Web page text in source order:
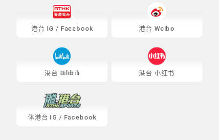
港台 IG / Facebook 港台 Weibo
港台 Bilibili 港台 小红书
体港台 IG / Facebook